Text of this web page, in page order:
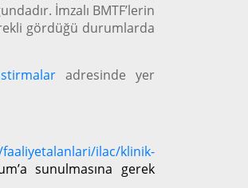
İmzalı BMTF’lerin
gördüğü durumlarda
adresinde yer
ilac/klinik-
sunulmasına gerek